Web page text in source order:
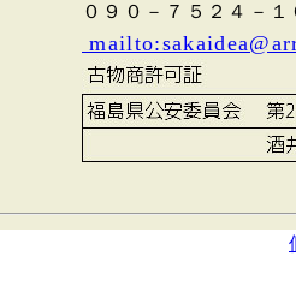
０９０－７５２４－